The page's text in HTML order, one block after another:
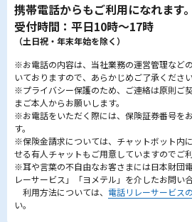
携帯電話からもご利用になれます。
受付時間：平日10時～17時
（土日祝・年末年始を除く）
※お電話の内容は、当社業務の運営管理など
いておりますので、あらかじめご了承ください
※プライバシー保護のため、ご連絡は原則ご
まご本人からお願いします。
※お電話をいただく際には、保険証券番号を
す。
※保険金請求については、チャットボット内
せる有人チャットもご用意していますのでご利
※耳や言葉の不自由なお客さまには日本財団
レーサービス」「ヨメテル」を介したお問い
利用方法については、 電話リレーサービス
い。